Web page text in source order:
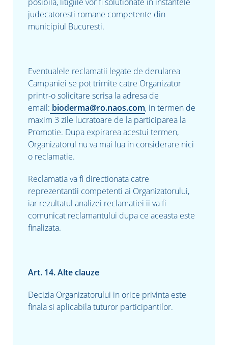
judecatoresti romane competente din
municipiul Bucuresti.
Eventualele reclamatii legate de derularea
Campaniei se pot trimite catre Organizator
printr-o solicitare scrisa la adresa de
email: bioderma@ro.naos.com, in termen de
maxim 3 zile lucratoare de la participarea la
Promotie. Dupa expirarea acestui termen,
Organizatorul nu va mai lua in considerare nici
o reclamatie.
Reclamatia va fi directionata catre
reprezentantii competenti ai Organizatorului,
iar rezultatul analizei reclamatiei ii va fi
comunicat reclamantului dupa ce aceasta este
finalizata.
Art. 14. Alte clauze
Decizia Organizatorului in orice privinta este
finala si aplicabila tuturor participantilor.